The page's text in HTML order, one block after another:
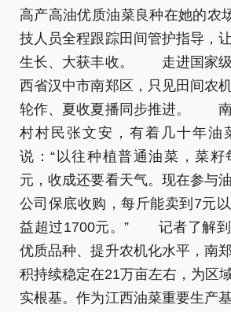
高产高油优质油菜良种在她的农
技人员全程跟踪田间管护指导，
生长、大获丰收。 走进国家级
西省汉中市南郑区，只见田间农
轮作、夏收夏播同步推进。 南
村村民张文安，有着几十年油
说：“以往种植普通油菜，菜籽
元，收成还要看天气。现在参与
公司保底收购，每斤能卖到7元
益超过1700元。” 记者了解到
优质品种、提升农机化水平，南
积持续稳定在21万亩左右，为区
实根基。作为江西油菜重要生产